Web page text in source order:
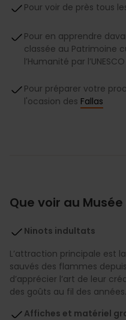
Pour voir de près tous
Pour en apprendre
classée au Patrimoine
l’Humanité par l’UNESCO
Pour préparer votre
l'ocasion des Fallas
Que voir au
Ninots indultats
L’attraction principale est
sauvés des flammes
d’apprécier l’art de leur
des goûts au fil des années.
Affiches et matériel